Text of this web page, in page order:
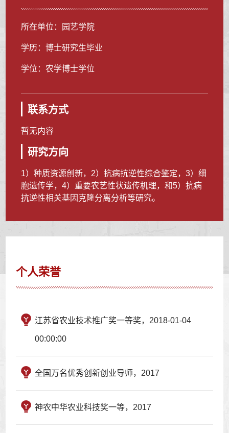
所在单位：园艺学院
学历：博士研究生毕业
学位：农学博士学位
联系方式
暂无内容
研究方向
1）种质资源创新，2）抗病抗逆性综合鉴定，3）细
胞遗传学，4）重要农艺性状遗传机理，和5）抗病
抗逆性相关基因克隆分离分析等研究。
个人荣誉
江苏省农业技术推广奖一等奖，2018-01-04
00:00:00
全国万名优秀创新创业导师，2017
神农中华农业科技奖一等，2017